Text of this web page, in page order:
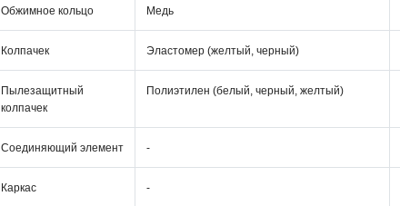
Обжимное кольцо Медь
Колпачек Эластомер (желтый, черный)
Пылезащитный
колпачек
Полиэтилен (белый, черный, желтый)
Соединяющий элемент -
Каркас -